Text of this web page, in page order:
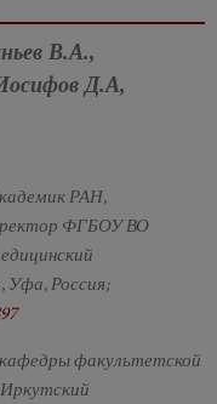
В.А.,
Д.А,
РАН,
ректор ФГБОУ ВО
Уфа, Россия;
факультетской